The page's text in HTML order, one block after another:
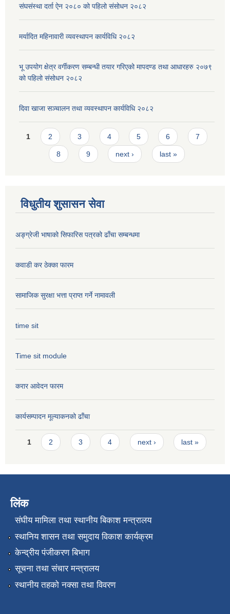
संघसंस्था दर्ता ऐन २०८० को पहिलो संसोधन २०८२
मर्यादित महिनावारी व्यवस्थापन कार्यविधि २०८२
भू उपयोग क्षेत्र वर्गीकरण सम्बन्धी तयार गरिएको मापदण्ड तथा आधारहरु २०७९
को पहिलो संसोधन २०८२
दिवा खाजा सञ्चालन तथा व्यवस्थापन कार्यविधि २०८२
Pages
1 2 3 4 5 6 7
8 9 next › last »
विधुतीय शुसासन सेवा
अङ्ग्रेजी भाषाको सिफारिस पत्रको ढाँचा सम्बन्धमा
कवाडी कर ठेक्का फारम
सामाजिक सुरक्षा भत्ता प्राप्त गर्ने नामावली
time sit
Time sit module
करार आवेदन फारम
कार्यसम्पादन मूल्या‌कनको ढाँचा
Pages
1 2 3 4 next › last »
लिंक
संघीय मामिला तथा स्थानीय बिकाश मन्त्रालय
स्थानिय शासन तथा समुदाय विकाश कार्यक्रम
केन्द्रीय पंजीकरण बिभाग
सूचना तथा संचार मन्त्रालय
स्थानीय तहको नक्सा तथा विवरण